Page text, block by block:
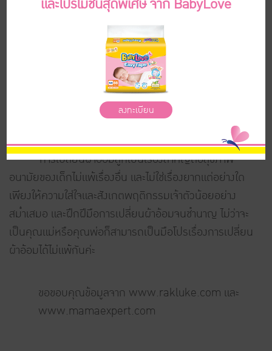
เด็กอายุ 12 เดือนขึ้นไป : การขับถ่ายจะเริ่มใกล้เคียงกับ
จะเห็นได้ว่า จำนวนการขับถ่ายของลูกจะลดลงตามอายุที่เพิ่ม
ขึ้น เมื่อลูกยังเล็ก คุณพ่อคุณแม่อาจต้องสาละวนกับการ
เปลี่ยนสำเร็จรูป คอยล้าง คอยเช็ด เมื่อเจ้าตัวเล็กขับถ่ายมาก
หน่อย แต่เมื่อลูกโตขึ้น ก็จะเหนื่อยเรื่องนี้น้อยลงไปเองค่ะ
การเปลี่ยนผ้าอ้อมลูกเป็นเรื่องสำคัญต่อสุขภาพ
อนามัยของเด็กไม่แพ้เรื่องอื่น และไม่ใช่เรื่องยากแต่อย่างใด
เพียงให้ความใส่ใจและสังเกตพฤติกรรมเจ้าตัวน้อยอย่าง
สม่ำเสมอ และฝึกฝีมือการเปลี่ยนผ้าอ้อมจนชำนาญ ไม่ว่าจะ
เป็นคุณแม่หรือคุณพ่อก็สามารถเป็นมือโปรเรื่องการเปลี่ยน
ผ้าอ้อมได้ไม่แพ้กันค่ะ
ขอขอบคุณข้อมูลจาก www.rakluke.com และ
www.mamaexpert.com